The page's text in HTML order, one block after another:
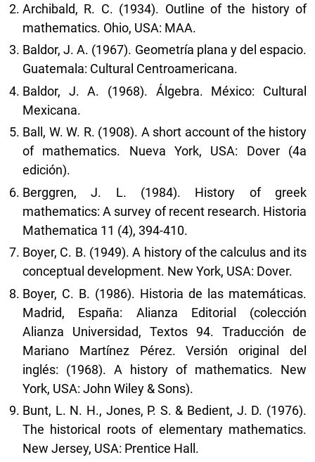
Archibald, R. C. (1934). Outline of the history of
mathematics. Ohio, USA: MAA.
Baldor, J. A. (1967). Geometría plana y del espacio.
Guatemala: Cultural Centroamericana.
Baldor, J. A. (1968). Álgebra. México: Cultural
Mexicana.
Ball, W. W. R. (1908). A short account of the history
of mathematics. Nueva York, USA: Dover (4a
edición).
Berggren, J. L. (1984). History of greek
mathematics: A survey of recent research. Historia
Mathematica 11 (4), 394-410.
Boyer, C. B. (1949). A history of the calculus and its
conceptual development. New York, USA: Dover.
Boyer, C. B. (1986). Historia de las matemáticas.
Madrid, España: Alianza Editorial (colección
Alianza Universidad, Textos 94. Traducción de
Mariano Martínez Pérez. Versión original del
inglés: (1968). A history of mathematics. New
York, USA: John Wiley & Sons).
Bunt, L. N. H., Jones, P. S. & Bedient, J. D. (1976).
The historical roots of elementary mathematics.
New Jersey, USA: Prentice Hall.